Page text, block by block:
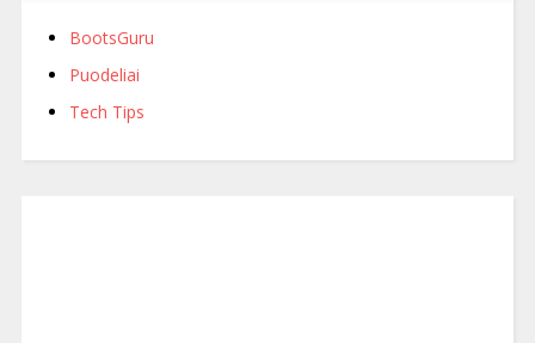
BootsGuru
Puodeliai
Tech Tips